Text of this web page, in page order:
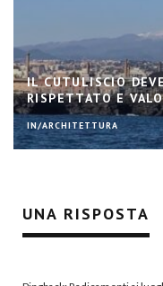
IL CUTULISCIO
RISPETTATO E
IN/ARCHITETTURA
UNA RISPOSTA